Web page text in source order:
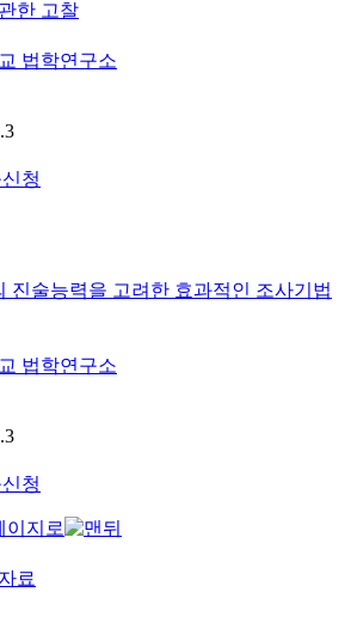
한 고찰
법학연구소
청
진술능력을 고려한 효과적인 조사기법
법학연구소
청
료